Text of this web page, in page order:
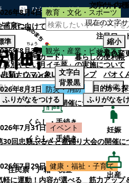
ひらがなをつける
検索
くらし・手続き
くらし・手続き
住民票・戸籍
税金
年8月4日 教育・文化・スポーツ
画展に向けて：安東ウメ子さんとの思
年8月3日 観光・産業・ビジネス
幕別やさい月イチ菜」の実施について
年8月3日 防災・消防
別町防災フェアの開催について
年7月31日 イベント
30回忠類ふるさと盆踊り大会の開催に
年7月29日 健康・福祉・子育て
軽に運動！内容が選べる 筋力アップ
サイト内
注目ワー
（個人番号カード）
暮らしの便利帳
忠類ナウマン象LINEスタンプ
パオく
目的から
妊娠
出産
文字サイズ
現在の文字
準
縮小
背景色変
文字白
背景黒
ふりがなをつける ふりがなを